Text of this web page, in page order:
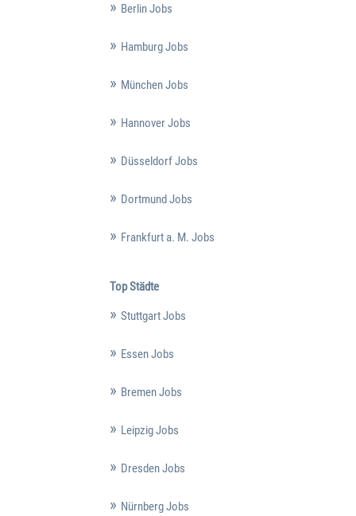
Berlin Jobs
Hamburg Jobs
München Jobs
Hannover Jobs
Düsseldorf Jobs
Dortmund Jobs
Frankfurt a. M. Jobs
Top Städte
Stuttgart Jobs
Essen Jobs
Bremen Jobs
Leipzig Jobs
Dresden Jobs
Nürnberg Jobs